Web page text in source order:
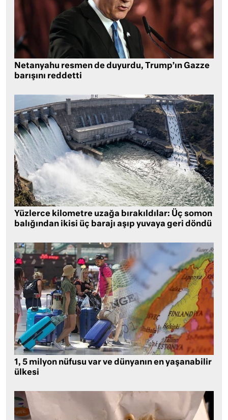
Netanyahu resmen de duyurdu, Trump’ın Gazze
barışını reddetti
Yüzlerce kilometre uzağa bırakıldılar: Üç somon
balığından ikisi üç barajı aşıp yuvaya geri döndü
1, 5 milyon nüfusu var ve dünyanın en yaşanabilir
ülkesi